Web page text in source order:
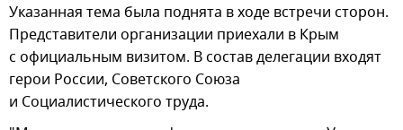
Указанная тема была поднята в ходе встречи сторон.
Представители организации приехали в Крым
с официальным визитом. В состав делегации входят
герои России, Советского Союза
и Социалистического труда.